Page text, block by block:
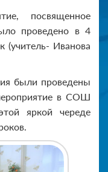
посвященное
проведено в 4
Иванова
были проведены
в СОШ
яркой череде